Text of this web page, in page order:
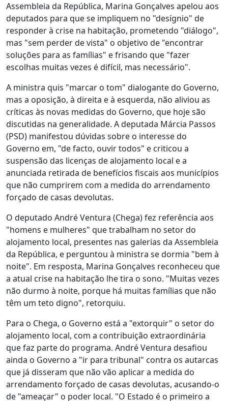
Assembleia da República, Marina Gonçalves apelou aos
deputados para que se impliquem no "desígnio" de
responder à crise na habitação, prometendo "diálogo",
mas "sem perder de vista" o objetivo de "encontrar
soluções para as famílias" e frisando que "fazer
escolhas muitas vezes é difícil, mas necessário".
A ministra quis "marcar o tom" dialogante do Governo,
mas a oposição, à direita e à esquerda, não aliviou as
críticas às novas medidas do Governo, que hoje são
discutidas na generalidade. A deputada Márcia Passos
(PSD) manifestou dúvidas sobre o interesse do
Governo em, "de facto, ouvir todos" e criticou a
suspensão das licenças de alojamento local e a
anunciada retirada de benefícios fiscais aos municípios
que não cumprirem com a medida do arrendamento
forçado de casas devolutas.
O deputado André Ventura (Chega) fez referência aos
"homens e mulheres" que trabalham no setor do
alojamento local, presentes nas galerias da Assembleia
da República, e perguntou à ministra se dormia "bem à
noite". Em resposta, Marina Gonçalves reconheceu que
a atual crise na habitação lhe tira o sono. "Muitas vezes
não durmo à noite, porque há muitas famílias que não
têm um teto digno", retorquiu.
Para o Chega, o Governo está a "extorquir" o setor do
alojamento local, com a contribuição extraordinária
que faz parte do programa. André Ventura desafiou
ainda o Governo a "ir para tribunal" contra os autarcas
que já disseram que não vão aplicar a medida do
arrendamento forçado de casas devolutas, acusando-o
de "ameaçar" o poder local. "O Estado é o primeiro a